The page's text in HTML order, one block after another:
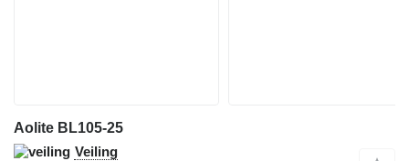
Aolite BL105-25
Veiling